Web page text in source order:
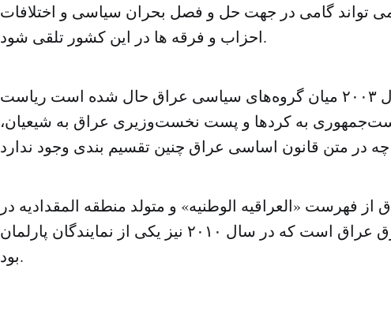
می تواند گامی در جهت حل و فصل بحران سیاسی و اختلافات
احزاب و فرقه ها در این کشور تلقی شود.
بر اساس توافقی که از سال ۲۰۰۳ میان گروه‌های سیاسی عراق حال شده است ریاست
به کردها و پست نخست‌وزیری عراق به شیعیان،
از فهرست «العراقیه الوطنیه» و متولد منطقه المقدادیه در
استان دیالی واقع در شرق عراق است که در سال ۲۰۱۰ نیز یکی از نمایندگان پارلمان
بود.